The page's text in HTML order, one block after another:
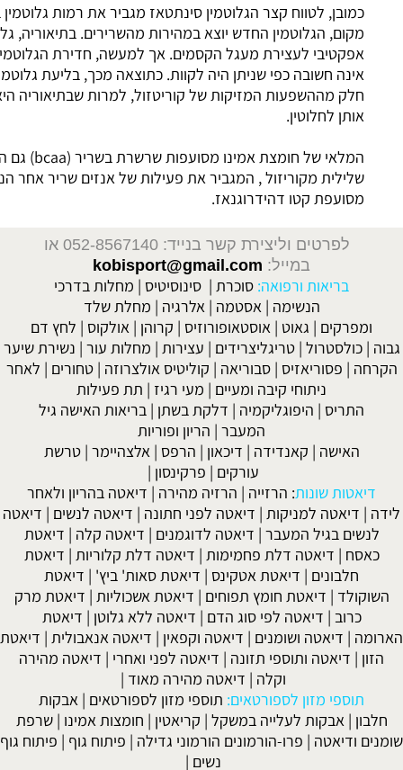
קצר הגלוטמיןסינתטאז מגביר את רמות גלוטמין בשריר. מכל
החדש יוצא במהירות מהשרירים. בתיאוריה, גלוטמין הוא מאוד
מעגל הקסמים. אך למעשה, חדירת הגלוטמין מהדם לשריר
כפי שניתן היה לקוות. כתוצאה מכך, בליעת גלוטמין רק מפחיתה
המזיקות של קוריטזול, למרות שבתיאוריה היא יכולה להקהות
אמינו מסועפות שרשרת
בשריר (bcaa) גם הוא מושפע
, המגביר את פעילות של אנזים שריר אחר הנקרא שרשרת
דהידרוגנאז.
קשר בנייד: 052-8567140
או
kobisport@gmail.com
סוכרת| סינוסיטיס|מחלות בדרכי
|אלרגיה|מחלת שלד
אוסטאופורוזיס| קרוהן|אולקוס| לחץ דם
טריגליצרידים|עצירות|מחלות עור|נשירת שיער
|סבוריאה|קוליטיס אולצרוזה |טחורים|לאחר
קיבה ומעיים| מעי רגיז |תת פעילות
|דלקת בשתן|בריאות האישה גיל
הריון ופוריות
|דיכאון |הרפס|אלצהיימר |טרשת
|
הרזייה|הרזיה מהירה|דיאטה בהריון ולאחר
| דיאטה לפני חתונה|דיאטה לנשים|דיאטה
|דיאטה לדוגמנים|דיאטה קלה|דיאטת
דלת פחמימות|דיאטה דלת קלוריות|דיאטת
אטקינס|דיאטת סאות' ביץ' |דיאטת
חומץ תפוחים|דיאטת אשכוליות |דיאטת מרק
לפי סוג הדם|דיאטה ללא גלוטן |דיאטת
|דיאטה וקפאין|דיאטה אנאבולית |דיאטת
תזונה|דיאטה לפני ואחרי|דיאטה מהירה
דיאטה מהירה מאוד|
תוספי מזון לספורטאים| אבקות
במשקל| קריאטין |חומצות אמינו|שרפת
הורמונים הורמוני גדילה|פיתוח גוף |פיתוח גוף